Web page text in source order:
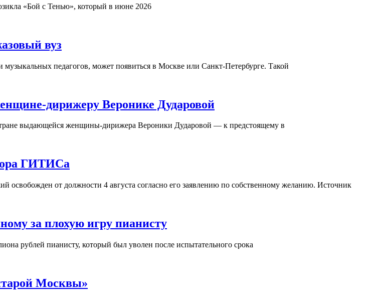
«Бой с Тенью», который в июне 2026
вуз
педагогов, может появиться в Москве или Санкт-Петербурге. Такой
дирижеру Веронике Дударовой
выдающейся женщины-дирижера Вероники Дударовой — к предстоящему в
ГИТИСа
освобожден от должности 4 августа согласно его заявлению по собственному желанию. Источник
за плохую игру пианисту
рублей пианисту, который был уволен после испытательного срока
Москвы»